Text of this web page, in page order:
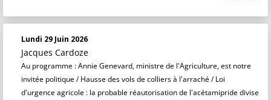
Lundi 29 Juin 2026
Jacques Cardoze
Au programme : Annie Genevard, ministre de l'Agriculture, est notre
invitée politique / Hausse des vols de colliers à l'arraché / Loi
d'urgence agricole : la probable réautorisation de l'acétamipride divise